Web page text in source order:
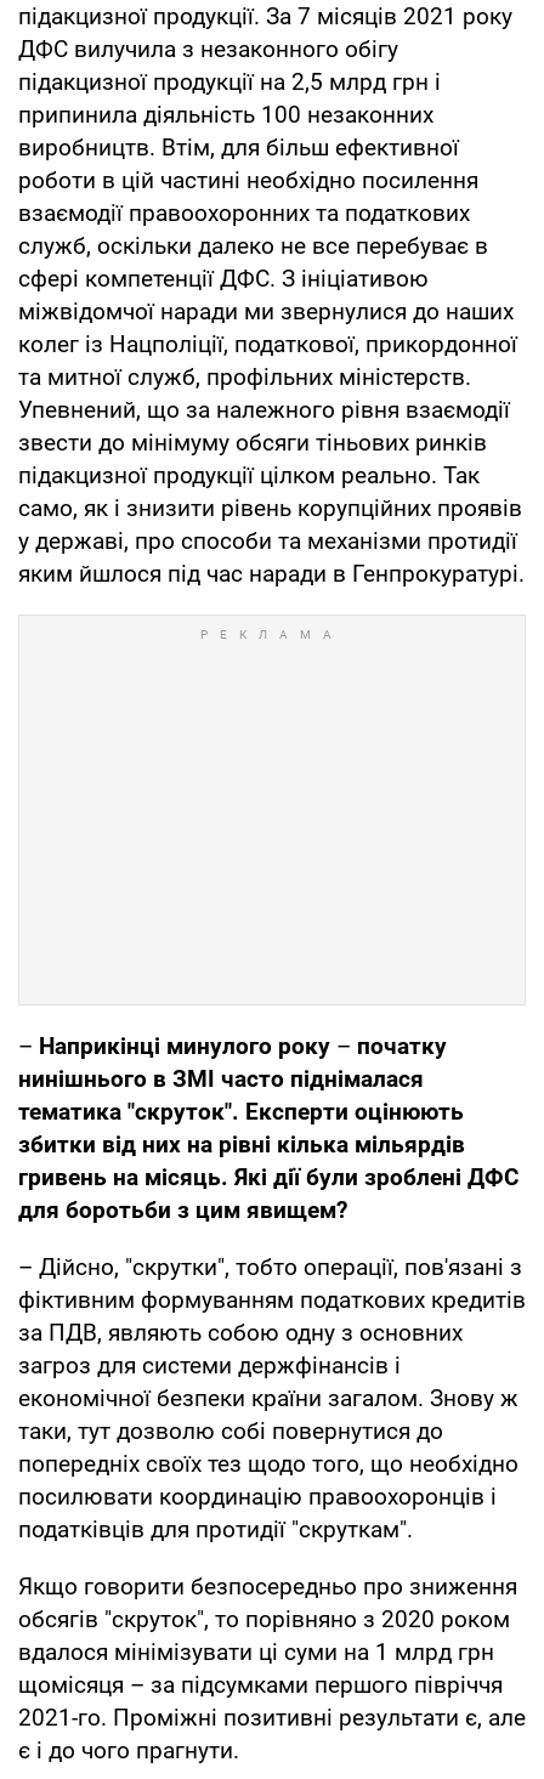
підакцизної продукції. За 7 місяців 2021 року
ДФС вилучила з незаконного обігу
підакцизної продукції на 2,5 млрд грн і
припинила діяльність 100 незаконних
виробництв. Втім, для більш ефективної
роботи в цій частині необхідно посилення
взаємодії правоохоронних та податкових
служб, оскільки далеко не все перебуває в
сфері компетенції ДФС. З ініціативою
міжвідомчої наради ми звернулися до наших
колег із Нацполіції, податкової, прикордонної
та митної служб, профільних міністерств.
Упевнений, що за належного рівня взаємодії
звести до мінімуму обсяги тіньових ринків
підакцизної продукції цілком реально. Так
само, як і знизити рівень корупційних проявів
у державі, про способи та механізми протидії
яким йшлося під час наради в Генпрокуратурі.
– Наприкінці минулого року – початку
нинішнього в ЗМІ часто піднімалася
тематика "скруток". Експерти оцінюють
збитки від них на рівні кілька мільярдів
гривень на місяць. Які дії були зроблені ДФС
для боротьби з цим явищем?
– Дійсно, "скрутки", тобто операції, пов'язані з
фіктивним формуванням податкових кредитів
за ПДВ, являють собою одну з основних
загроз для системи держфінансів і
економічної безпеки країни загалом. Знову ж
таки, тут дозволю собі повернутися до
попередніх своїх тез щодо того, що необхідно
посилювати координацію правоохоронців і
податківців для протидії "скруткам".
Якщо говорити безпосередньо про зниження
обсягів "скруток", то порівняно з 2020 роком
вдалося мінімізувати ці суми на 1 млрд грн
щомісяця – за підсумками першого півріччя
2021-го. Проміжні позитивні результати є, але
є і до чого прагнути.